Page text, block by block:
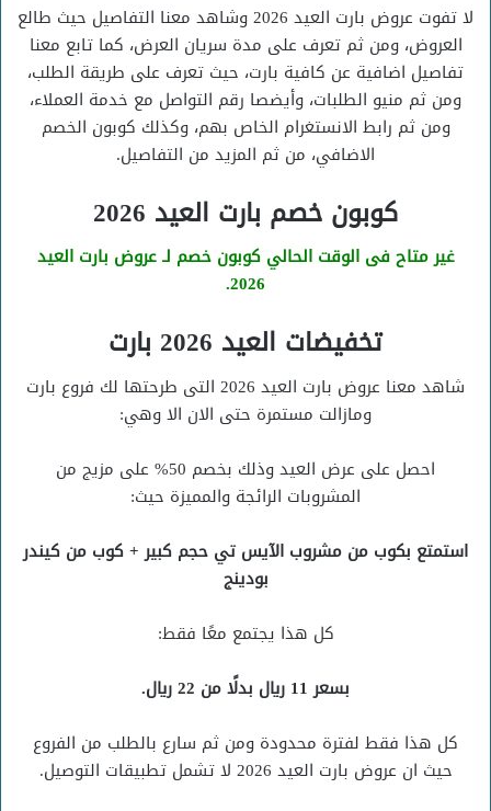
لا تفوت عروض بارت العيد 2026 وشاهد معنا التفاصيل حيث طالع
العروض، ومن ثم تعرف على مدة سريان العرض، كما تابع معنا
تفاصيل اضافية عن كافية بارت، حيث تعرف على طريقة الطلب،
ومن ثم منيو الطلبات، وأيضصا رقم التواصل مع خدمة العملاء،
ومن ثم رابط الانستغرام الخاص بهم، وكذلك كوبون الخصم
الاضافي، من ثم المزيد من التفاصيل.
كوبون خصم بارت العيد 2026
غير متاح فى الوقت الحالي كوبون خصم لـ عروض بارت العيد
2026.
تخفيضات العيد 2026 بارت
شاهد معنا عروض بارت العيد 2026 التى طرحتها لك فروع بارت
ومازالت مستمرة حتى الان الا وهي:
احصل على عرض العيد وذلك بخصم 50% على مزيج من
المشروبات الرائجة والمميزة حيث:
استمتع بكوب من مشروب الآيس تي حجم كبير + كوب من كيندر
بودينج
كل هذا يجتمع معًا فقط:
بسعر 11 ريال بدلًا من 22 ريال.
كل هذا فقط لفترة محدودة ومن ثم سارع بالطلب من الفروع
حيث ان عروض بارت العيد 2026 لا تشمل تطبيقات التوصيل.